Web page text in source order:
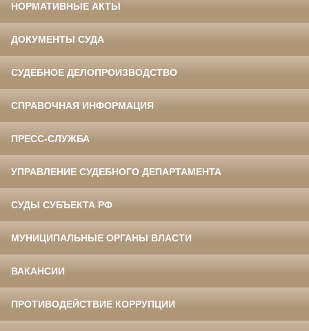
НОРМАТИВНЫЕ АКТЫ
ДОКУМЕНТЫ СУДА
СУДЕБНОЕ ДЕЛОПРОИЗВОДСТВО
СПРАВОЧНАЯ ИНФОРМАЦИЯ
ПРЕСС-СЛУЖБА
УПРАВЛЕНИЕ СУДЕБНОГО ДЕПАРТАМЕНТА
СУДЫ СУБЪЕКТА РФ
МУНИЦИПАЛЬНЫЕ ОРГАНЫ ВЛАСТИ
ВАКАНСИИ
ПРОТИВОДЕЙСТВИЕ КОРРУПЦИИ